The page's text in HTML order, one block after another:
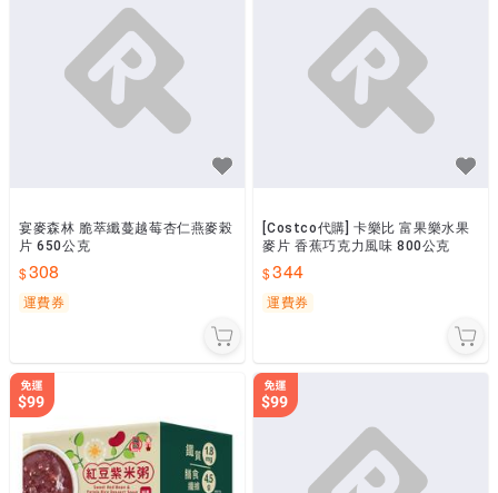
宴麥森林 脆萃纖蔓越莓杏仁燕麥榖
片 650公克
308
運費券
[Costco代購] 卡樂比 富果樂水果
麥片 香蕉巧克力風味 800公克
344
運費券